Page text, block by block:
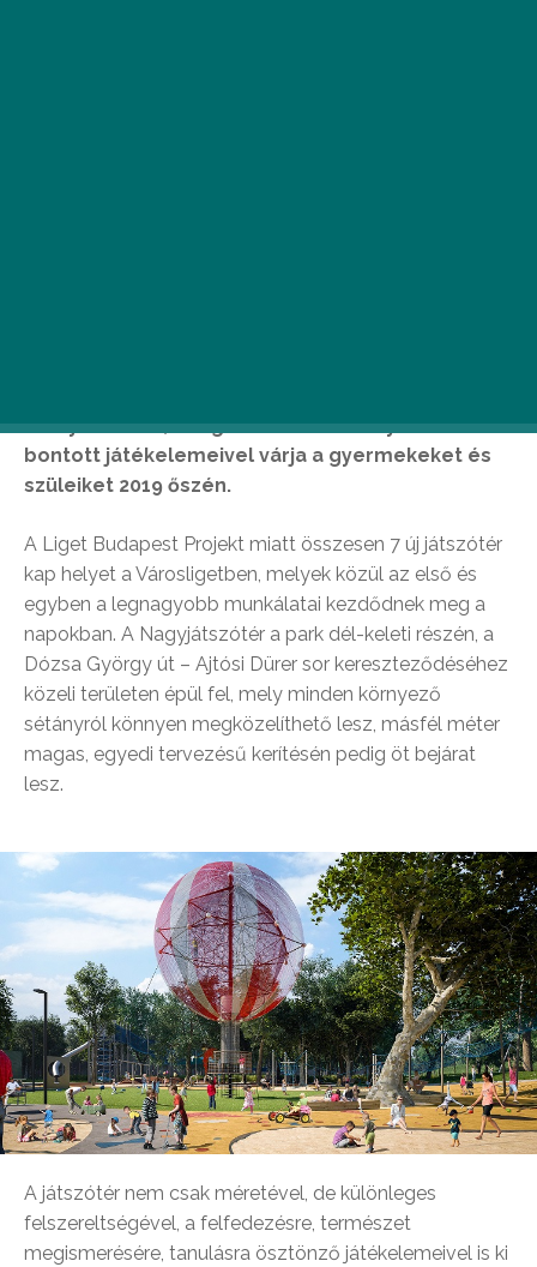
környezetben, integrált és korosztályokra
bontott játékelemeivel várja a gyermekeket és
szüleiket 2019 őszén.
A Liget Budapest Projekt miatt összesen 7 új játszótér
kap helyet a Városligetben, melyek közül az első és
egyben a legnagyobb munkálatai kezdődnek meg a
napokban. A Nagyjátszótér a park dél-keleti részén, a
Dózsa György út – Ajtósi Dürer sor kereszteződéséhez
közeli területen épül fel, mely minden környező
sétányról könnyen megközelíthető lesz, másfél méter
magas, egyedi tervezésű kerítésén pedig öt bejárat
lesz.
A játszótér nem csak méretével, de különleges
felszereltségével, a felfedezésre, természet
megismerésére, tanulásra ösztönző játékelemeivel is ki